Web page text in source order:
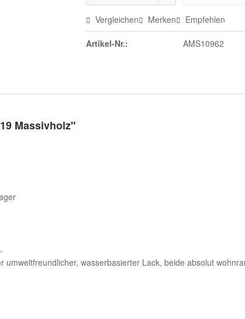
Vergleichen Merken Empfehlen
Artikel-Nr.: AMS10962
Massivholz"
wasserbasierter Lack, beide absolut